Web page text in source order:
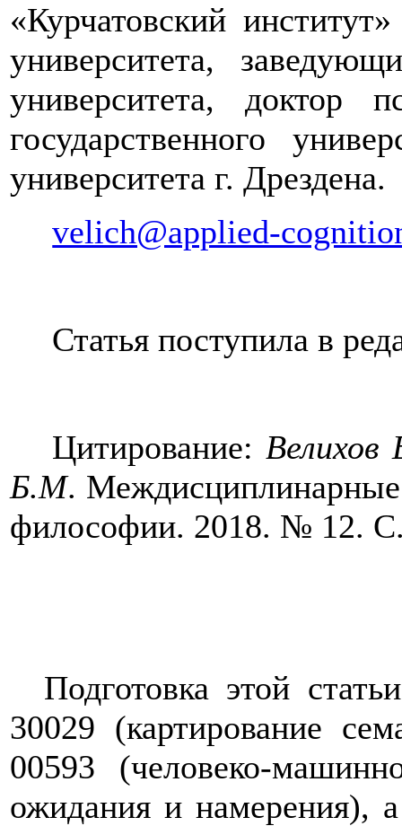
«Курчатовский
университета,
университета, доктор
государственного
университета г. Дрездена.
velich@applied-
Статья поступила в
Цитирование:
Б.М. Междисциплинарные
философии. 2018. № 12.
Подготовка этой
30029 (картирование
00593 (человеко-
ожидания и намерения),